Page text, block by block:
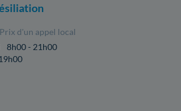
Prix d'un appel local
8h00 - 21h00